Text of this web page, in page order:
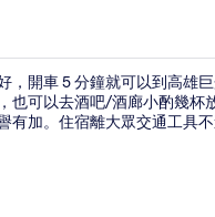
，開車 5 分鐘就可以到高雄
也可以去酒吧/酒廊小酌幾
有加。住宿離大眾交通工具不